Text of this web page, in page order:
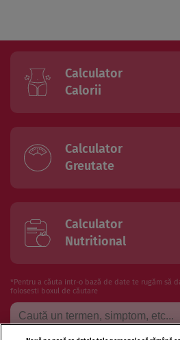
Calculator
Calorii
Calculator
Greutate
Calculator
Nutritional
*Pentru a căuta intr-o bază de date te rugăm să
folosesti boxul de căutare